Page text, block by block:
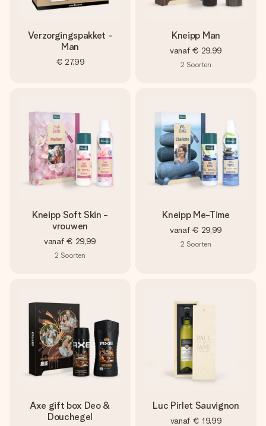
Verzorgingspakket -
Man
€ 27,99
Kneipp Man
vanaf € 29,99
2 Soorten
Kneipp Soft Skin -
vrouwen
vanaf € 29,99
2 Soorten
Kneipp Me-Time
vanaf € 29,99
2 Soorten
Axe gift box Deo &
Douchegel
Luc Pirlet Sauvignon
vanaf € 19,99